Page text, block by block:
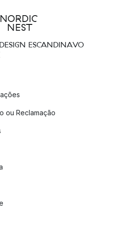
ESCANDINAVO
ou Reclamação